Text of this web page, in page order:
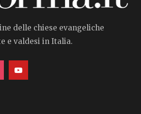
delle chiese evangeliche
e valdesi in Italia.